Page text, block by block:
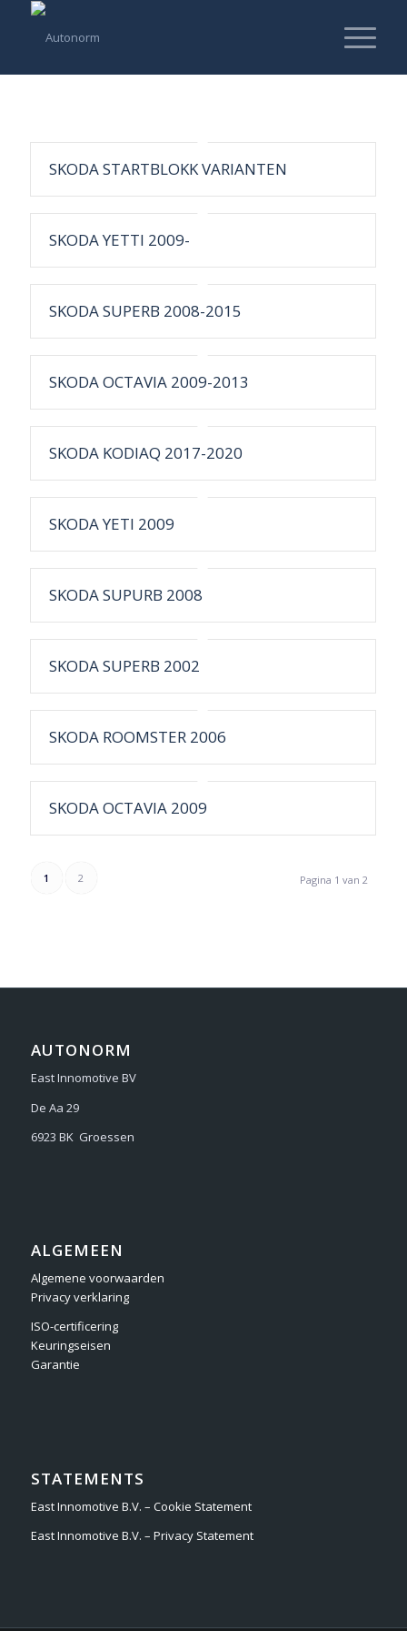
SKODA STARTBLOKK VARIANTEN
SKODA YETTI 2009-
SKODA SUPERB 2008-2015
SKODA OCTAVIA 2009-2013
SKODA KODIAQ 2017-2020
SKODA YETI 2009
SKODA SUPURB 2008
SKODA SUPERB 2002
SKODA ROOMSTER 2006
SKODA OCTAVIA 2009
Pagina 1 van 2
1 2
AUTONORM
East Innomotive BV
De Aa 29
6923 BK Groessen
ALGEMEEN
Algemene voorwaarden
Privacy verklaring
ISO-certificering
Keuringseisen
Garantie
STATEMENTS
East Innomotive B.V. – Cookie Statement
East Innomotive B.V. – Privacy Statement